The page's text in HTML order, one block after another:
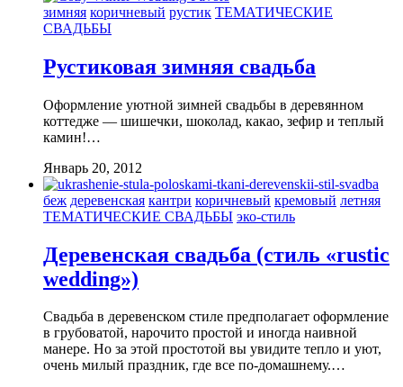
зимняя коричневый рустик ТЕМАТИЧЕСКИЕ
СВАДЬБЫ
Рустиковая зимняя свадьба
Оформление уютной зимней свадьбы в деревянном
коттедже — шишечки, шоколад, какао, зефир и теплый
камин!…
Январь 20, 2012
беж деревенская кантри коричневый кремовый летняя
ТЕМАТИЧЕСКИЕ СВАДЬБЫ эко-стиль
Деревенская свадьба (стиль «rustic
wedding»)
Свадьба в деревенском стиле предполагает оформление
в грубоватой, нарочито простой и иногда наивной
манере. Но за этой простотой вы увидите тепло и уют,
очень милый праздник, где все по-домашнему.…